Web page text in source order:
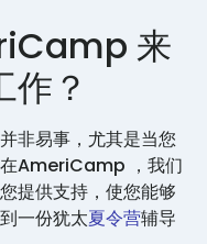
来
作？
并非易事，尤其是当您
AmeriCamp ，我们
提供支持，使您能够
一份犹太夏令营辅导